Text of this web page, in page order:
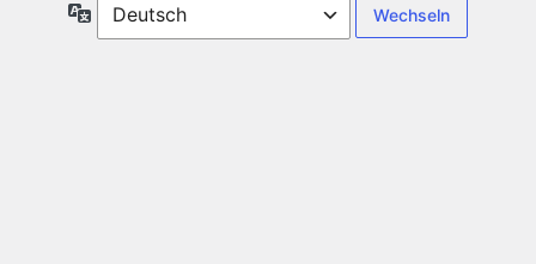
Sprache